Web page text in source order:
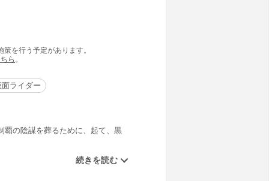
を行う予定があります。
ら 。
面ライダー
覇の陰謀を葬るために、起て、黒